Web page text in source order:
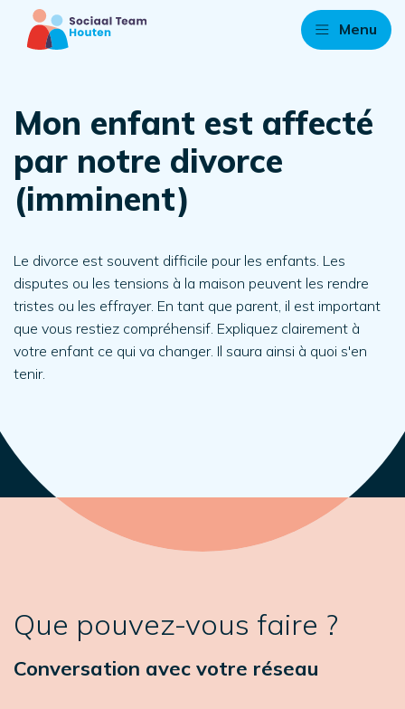
Menu
Mon enfant est affecté
par notre divorce
(imminent)
Le divorce est souvent difficile pour les enfants. Les
disputes ou les tensions à la maison peuvent les rendre
tristes ou les effrayer. En tant que parent, il est important
que vous restiez compréhensif. Expliquez clairement à
votre enfant ce qui va changer. Il saura ainsi à quoi s'en
tenir.
Que pouvez-vous faire ?
Conversation avec votre réseau